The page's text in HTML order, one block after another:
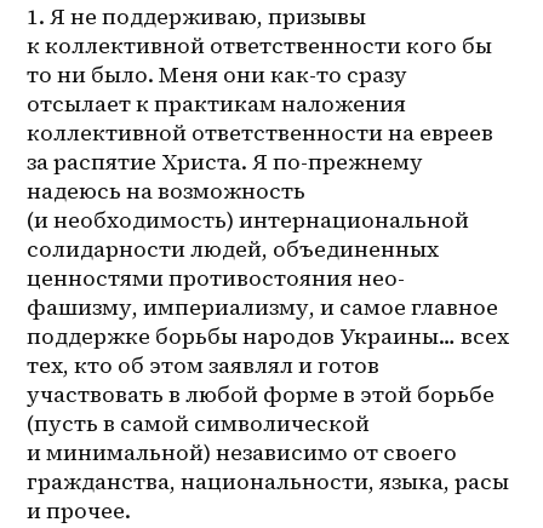
1. Я не поддерживаю, призывы
к коллективной ответственности кого бы
то ни было. Меня они как-то сразу
отсылает к практикам наложения
коллективной ответственности на евреев
за распятие Христа. Я по-прежнему
надеюсь на возможность
(и необходимость) интернациональной
солидарности людей, объединенных
ценностями противостояния нео-
фашизму, империализму, и самое главное
поддержке борьбы народов Украины… всех
тех, кто об этом заявлял и готов
участвовать в любой форме в этой борьбе
(пусть в самой символической
и минимальной) независимо от своего
гражданства, национальности, языка, расы
и прочее.